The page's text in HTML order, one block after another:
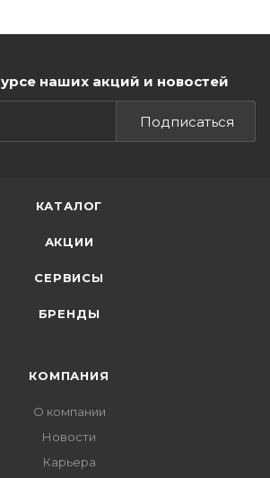
наших акций и новостей
Подписаться
КАТАЛОГ
АКЦИИ
СЕРВИСЫ
БРЕНДЫ
КОМПАНИЯ
О компании
Новости
Карьера